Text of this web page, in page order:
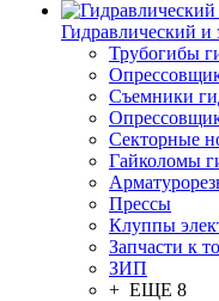
Гидравлический и
Трубогибы
Съемники
Секторные
Гайколомы
Прессы
Клуппы
Запчасти к
ЗИП
+ ЕЩЕ 8